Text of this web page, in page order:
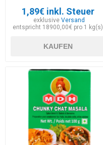
1,89€ inkl. Steuer
exklusiveVersand
entspricht 18900,00€ pro 1 kg(s)
KAUFEN